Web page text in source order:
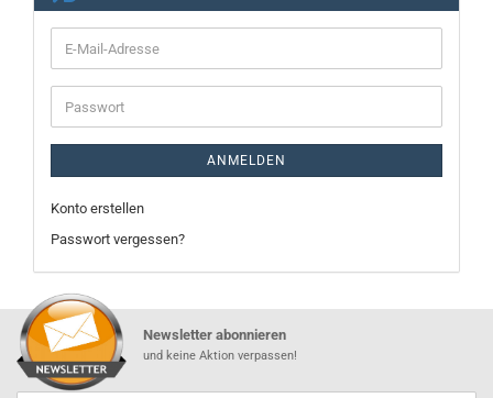
E-
Mail-
Adresse
Passwort
ANMELDEN
Konto erstellen
Passwort vergessen?
Newsletter abonnieren
und keine Aktion verpassen!